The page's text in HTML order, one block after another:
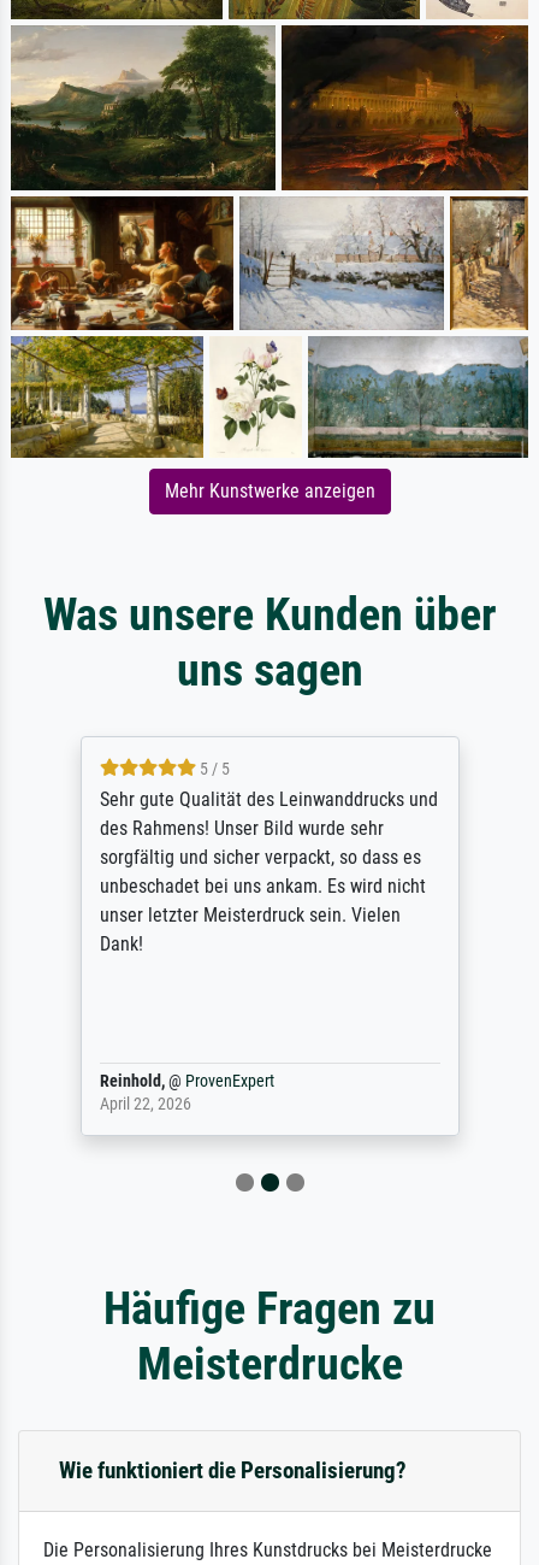
Mehr Kunstwerke anzeigen
Was unsere Kunden über
uns sagen
5 / 5
Sehr gute Qualität des Leinwanddrucks und
des Rahmens! Unser Bild wurde sehr
sorgfältig und sicher verpackt, so dass es
unbeschadet bei uns ankam. Es wird nicht
unser letzter Meisterdruck sein. Vielen
Dank!
Reinhold,@ ProvenExpert
April 22, 2026
Häufige Fragen zu
Meisterdrucke
Wie funktioniert die Personalisierung?
Die Personalisierung Ihres Kunstdrucks bei Meisterdrucke